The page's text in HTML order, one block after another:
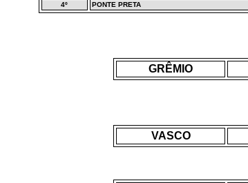
4º
PONTE PRETA
GRÊMIO
VASCO